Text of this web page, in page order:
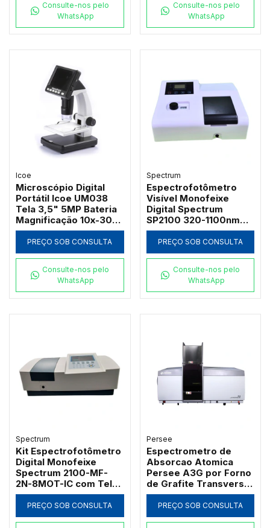
Consulte-nos pelo
WhatsApp
Consulte-nos pelo
WhatsApp
Icoe
Microscópio Digital
Portátil Icoe UM038
Tela 3,5" 5MP Bateria
Magnificação 10x-300x
e Iluminação LED
PREÇO SOB CONSULTA
Consulte-nos pelo
WhatsApp
Spectrum
Espectrofotômetro
Visível Monofeixe
Digital Spectrum
SP2100 320-1100nm
com Suporte 4
Cubetas de 50mm e
Software PC
PREÇO SOB CONSULTA
Consulte-nos pelo
WhatsApp
Spectrum
Kit Espectrofotômetro
Digital Monofeixe
Spectrum 2100-MF-
2N-8MOT-IC com Tela
de 7" Banda 2nm 21
CFR e Carrossel 8
Posições
PREÇO SOB CONSULTA
Persee
Espectrometro de
Absorcao Atomica
Persee A3G por Forno
de Grafite Transversal
com Correcao D2 e SR
PREÇO SOB CONSULTA